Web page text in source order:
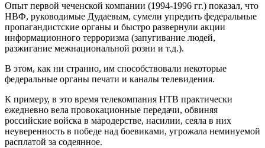
Опыт первой чеченской компании (1994-1996 гг.) показал, что
НВФ, руководимые Дудаевым, сумели упредить федеральные
пропагандистские органы и быстро развернули акции
информационного терроризма (запугивание людей,
разжигание межнациональной розни и т.д.).
В этом, как ни странно, им способствовали некоторые
федеральные органы печати и каналы телевидения.
К примеру, в это время телекомпания НТВ практически
ежедневно вела провокационные передачи, обвиняя
российские войска в мародерстве, насилии, сеяла в них
неуверенность в победе над боевиками, угрожала неминуемой
расплатой за содеянное.